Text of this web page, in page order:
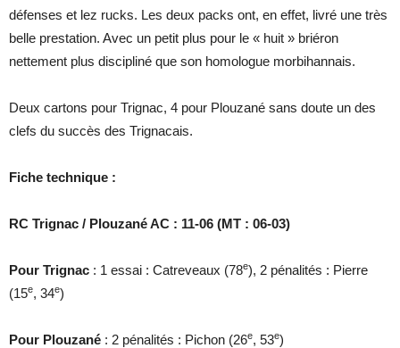
défenses et lez rucks. Les deux packs ont, en effet, livré une très
belle prestation. Avec un petit plus pour le « huit » briéron
nettement plus discipliné que son homologue morbihannais.
Deux cartons pour Trignac, 4 pour Plouzané sans doute un des
clefs du succès des Trignacais.
Fiche technique :
RC Trignac / Plouzané AC : 11-06 (MT : 06-03)
Pour Trignac : 1 essai : Catreveaux (78e), 2 pénalités : Pierre
(15e, 34e)
Pour Plouzané : 2 pénalités : Pichon (26e, 53e)